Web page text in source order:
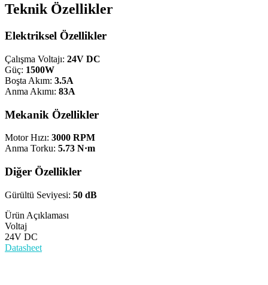
Teknik Özellikler
Elektriksel Özellikler
Çalışma Voltajı: 24V DC
Güç: 1500W
Boşta Akım: 3.5A
Anma Akımı: 83A
Mekanik Özellikler
Motor Hızı: 3000 RPM
Anma Torku: 5.73 N·m
Diğer Özellikler
Gürültü Seviyesi: 50 dB
Ürün Açıklaması
Voltaj
24V DC
Datasheet